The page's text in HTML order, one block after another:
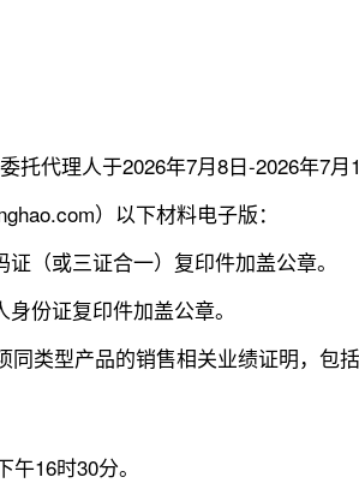
代理人于2026年7月8日-2026年7月
）以下材料电子版：
（或三证合一）复印件加盖公章。
份证复印件加盖公章。
类型产品的销售相关业绩证明，包
16时30分。